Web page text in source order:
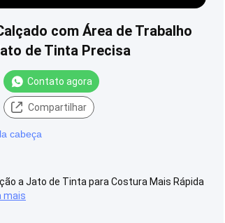
com Área de Trabalho
de Tinta Precisa
Contato agora
Compartilhar
cabeça
a Jato de Tinta para Costura Mais Rápida
mais